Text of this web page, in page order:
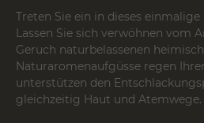
Treten Sie ein in dieses
Lassen Sie sich verwöhnen vom
Geruch naturbelassenen
Naturaromenaufgüsse regen
unterstützen den
gleichzeitig Haut und Atemwege.